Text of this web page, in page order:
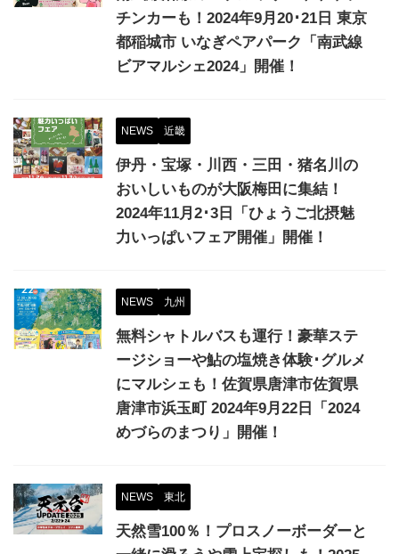
チンカーも！2024年9月20･21日 東京
都稲城市 いなぎペアパーク「南武線
ビアマルシェ2024」開催！
NEWS 近畿
伊丹・宝塚・川西・三田・猪名川の
おいしいものが大阪梅田に集結！
2024年11月2･3日「ひょうご北摂魅
力いっぱいフェア開催」開催！
NEWS 九州
無料シャトルバスも運行！豪華ステ
ージショーや鮎の塩焼き体験･グルメ
にマルシェも！佐賀県唐津市佐賀県
唐津市浜玉町 2024年9月22日「2024
めづらのまつり」開催！
NEWS 東北
天然雪100％！プロスノーボーダーと